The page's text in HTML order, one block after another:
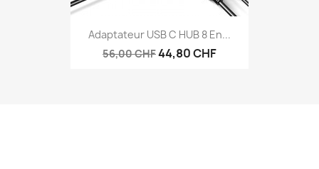
Adaptateur USB C HUB 8 En...
56,00 CHF44,80 CHF